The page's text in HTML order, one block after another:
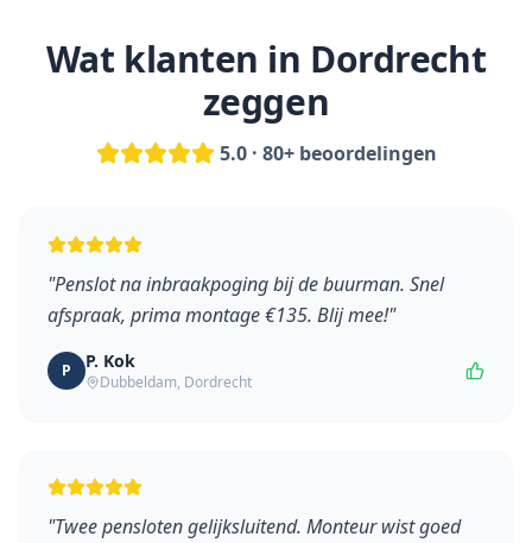
Wat klanten in Dordrecht
zeggen
5.0 · 80+ beoordelingen
"Penslot na inbraakpoging bij de buurman. Snel
afspraak, prima montage €135. Blij mee!"
P P. Kok
Dubbeldam, Dordrecht
"Twee pensloten gelijksluitend. Monteur wist goed